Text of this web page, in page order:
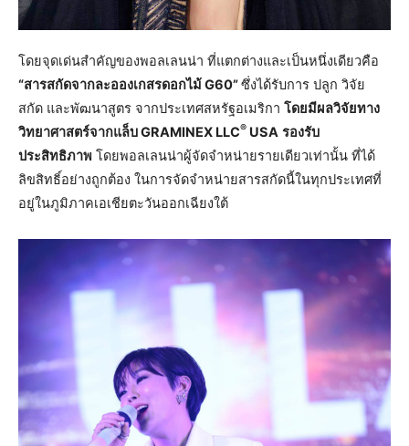
โดยจุดเด่นสำคัญของพอลเลนน่า ที่แตกต่างและเป็นหนึ่งเดียวคือ
“สารสกัดจากละอองเกสรดอกไม้ G60”ซึ่งได้รับการ ปลูก วิจัย
สกัด และพัฒนาสูตร จากประเทศสหรัฐอเมริกา โดยมีผลวิจัยทาง
วิทยาศาสตร์จากแล็บ GRAMINEX LLC® USA รองรับ
ประสิทธิภาพ โดยพอลเลนน่าผู้จัดจำหน่ายรายเดียวเท่านั้น ที่ได้
ลิขสิทธิ์อย่างถูกต้อง ในการจัดจำหน่ายสารสกัดนี้ในทุกประเทศที่
อยู่ในภูมิภาคเอเชียตะวันออกเฉียงใต้